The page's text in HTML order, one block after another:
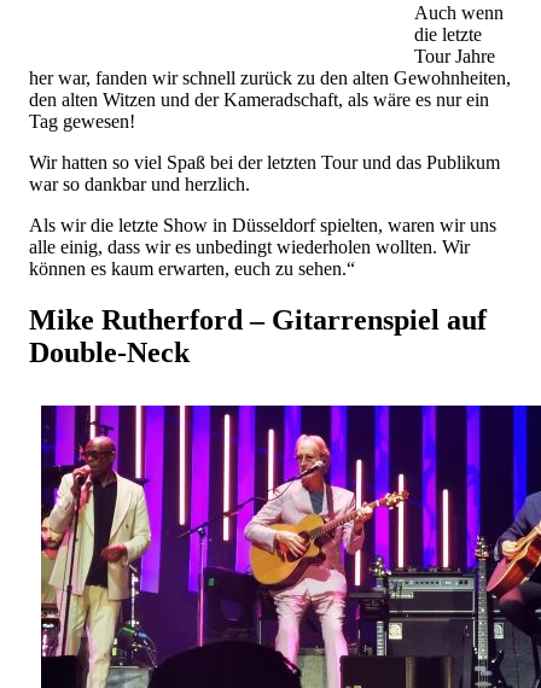
Auch wenn
die letzte
Tour Jahre
her war, fanden wir schnell zurück zu den alten Gewohnheiten,
den alten Witzen und der Kameradschaft, als wäre es nur ein
Tag gewesen!
Wir hatten so viel Spaß bei der letzten Tour und das Publikum
war so dankbar und herzlich.
Als wir die letzte Show in Düsseldorf spielten, waren wir uns
alle einig, dass wir es unbedingt wiederholen wollten. Wir
können es kaum erwarten, euch zu sehen.“
Mike Rutherford – Gitarrenspiel auf
Double-Neck